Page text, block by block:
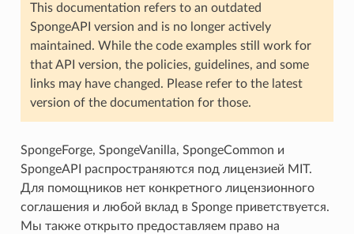
This documentation refers to an outdated
SpongeAPI version and is no longer actively
maintained. While the code examples still work for
that API version, the policies, guidelines, and some
links may have changed. Please refer to the latest
version of the documentation for those.
SpongeForge, SpongeVanilla, SpongeCommon и
SpongeAPI распространяются под лицензией MIT.
Для помощников нет конкретного лицензионного
соглашения и любой вклад в Sponge приветствуется.
Мы также открыто предоставляем право на